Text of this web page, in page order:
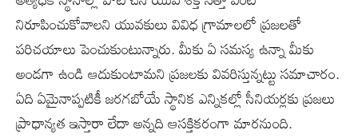
నిరూపించుకోవాలని యువకులు వివిధ గ్రామాలలో ప్రజలతో
పరిచయాలు పెంచుకుంటున్నారు. మీకు ఏ సమస్య ఉన్నా మీకు
అండగా ఉండి ఆదుకుంటామని ప్రజలకు వివరిస్తున్నట్టు సమాచారం.
ఏది ఏమైనాప్పటికీ జరగబోయే స్థానిక ఎన్నికల్లో సీనియర్లకు ప్రజలు
ప్రాధాన్యత ఇస్తారా లేదా అన్నది ఆసక్తికరంగా మారనుంది.